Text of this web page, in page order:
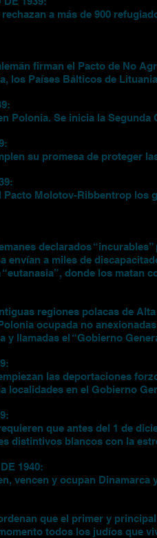
a más de 900
firman el Pacto de No
los Países Bálticos de
Polonia. Se inicia la Segunda
su promesa de proteger
Pacto Molotov-Ribbentrop
declarados
envían a miles de
donde los matan
regiones polacas de
ocupada no
y llamadas el “Gobierno
las deportaciones
localidades en el Gobierno
que antes del 1 de
distintivos blancos con la
1940:
vencen y ocupan Dinamarca
que el primer y
todos los judíos que